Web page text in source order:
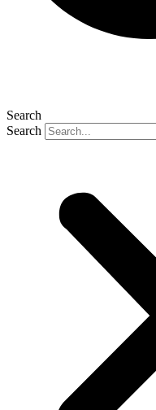
Search
Search